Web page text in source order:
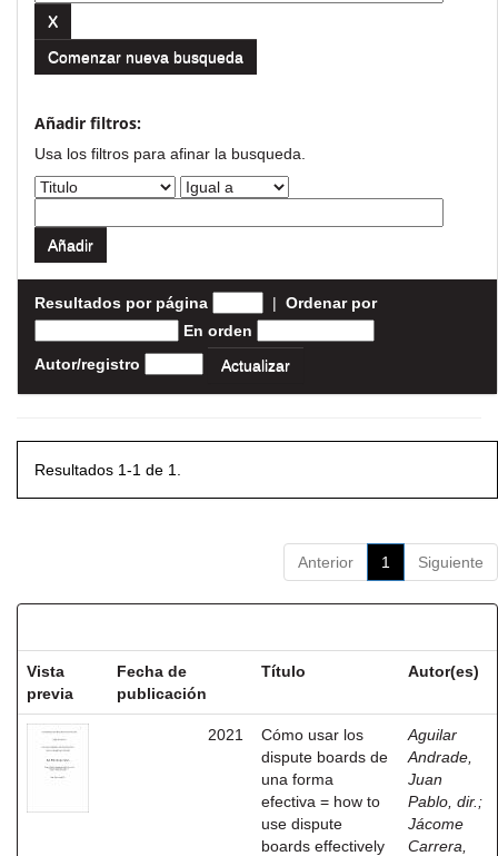
Comenzar nueva busqueda
Añadir filtros:
Usa los filtros para afinar la busqueda.
Resultados por página | Ordenar por
En orden
Autor/registro
Resultados 1-1 de 1.
Anterior 1 Siguiente
Vista
previa
Fecha de
publicación
Título Autor(es)
2021
Cómo usar los
dispute boards de
una forma
efectiva = how to
use dispute
boards effectively
Aguilar
Andrade,
Juan
Pablo, dir. ;
Jácome
Carrera,